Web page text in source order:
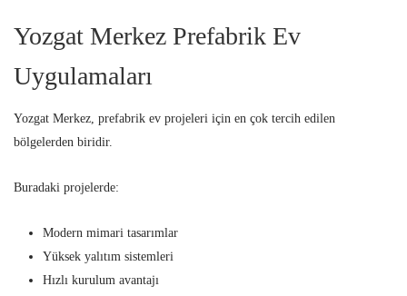
Yozgat Merkez Prefabrik Ev
Uygulamaları
Yozgat Merkez, prefabrik ev projeleri için en çok tercih edilen
bölgelerden biridir.
Buradaki projelerde:
Modern mimari tasarımlar
Yüksek yalıtım sistemleri
Hızlı kurulum avantajı